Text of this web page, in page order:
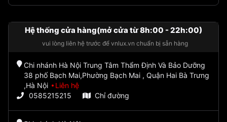
Hệ thống cửa hàng(mở cửa từ 8h:00 - 22h:00)
vui lòng liên hệ trước để vnlux.vn chuẩn bị sẵn hàng
Chi nhánh Hà Nội Trung Tâm Thẩm Định Và Bảo Dưỡng
38 phố Bạch Mai,Phường Bạch Mai , Quận Hai Bà Trưng
,Hà Nội
Liên hệ
0585215215
Chỉ đường